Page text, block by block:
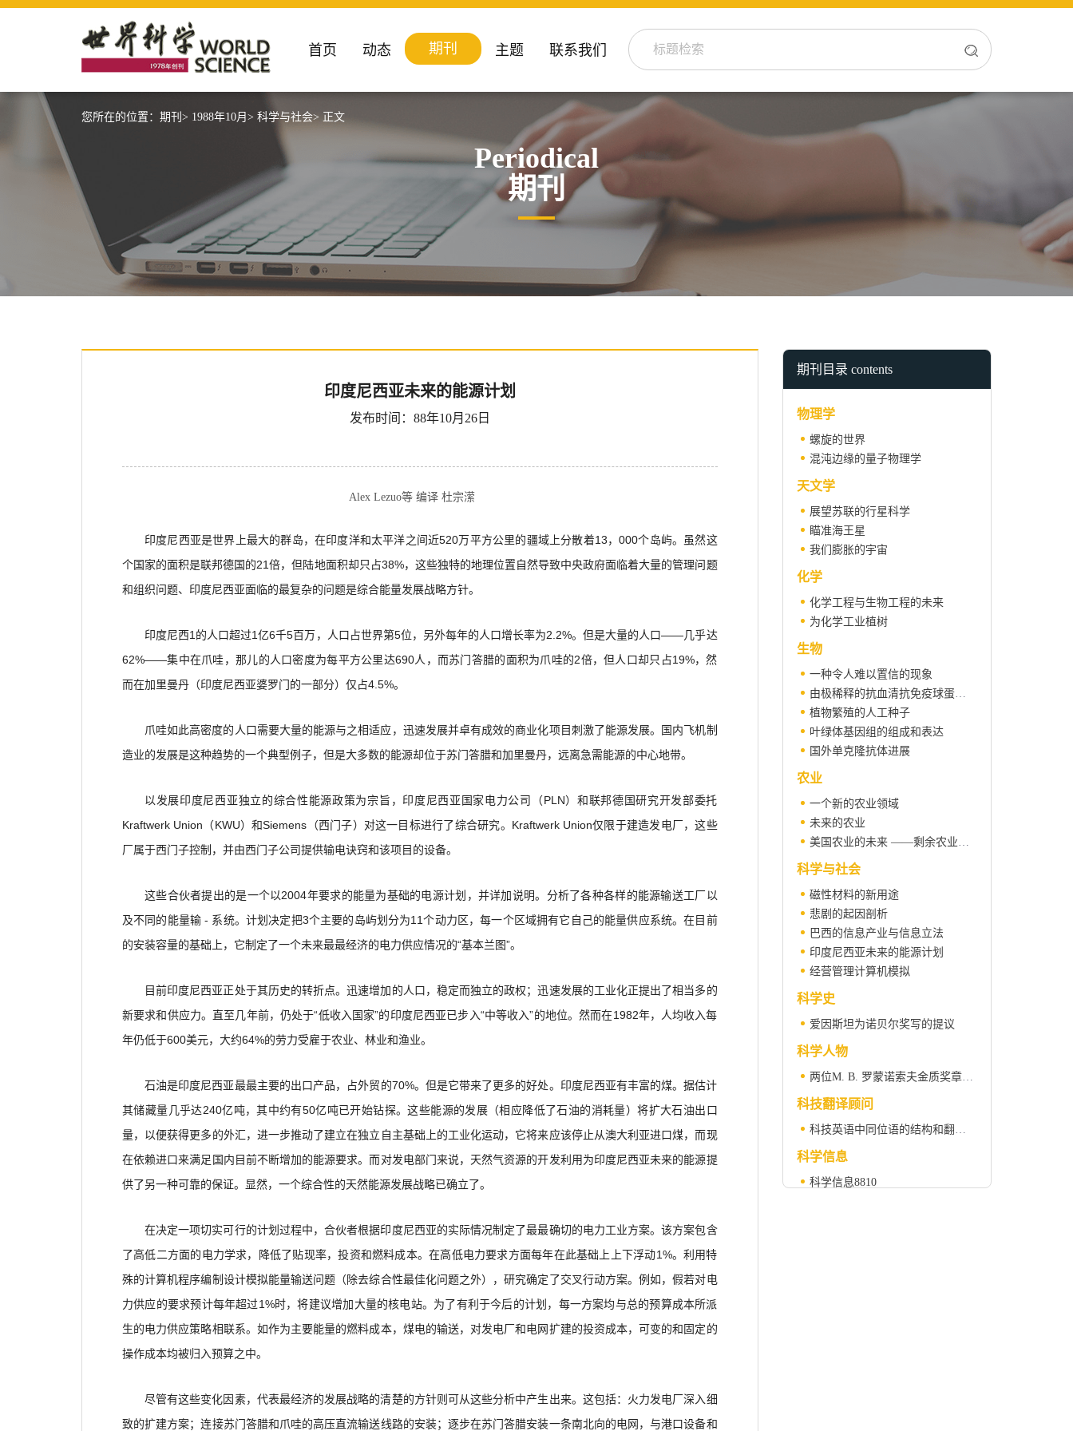
首页 动态 期刊 主题 联系我们
您所在的位置： 期刊> 1988年10月> 科学与社会> 正文
Periodical
期刊
印度尼西亚未来的能源计划
发布时间：88年10月26日
Alex Lezuo等 编译 杜宗潆
印度尼西亚是世界上最大的群岛，在印度洋和太平洋之间近520万平方公里的疆域上分散着13，000个岛屿。虽然这
个国家的面积是联邦德国的21倍，但陆地面积却只占38%，这些独特的地理位置自然导致中央政府面临着大量的管理问题
和组织问题、印度尼西亚面临的最复杂的问题是综合能量发展战略方针。
印度尼西1的人口超过1亿6千5百万，人口占世界第5位，另外每年的人口增长率为2.2%。但是大量的人口——几乎达
62%——集中在爪哇，那儿的人口密度为每平方公里达690人，而苏门答腊的面积为爪哇的2倍，但人口却只占19%，然
而在加里曼丹（印度尼西亚婆罗门的一部分）仅占4.5%。
爪哇如此高密度的人口需要大量的能源与之相适应，迅速发展并卓有成效的商业化项目刺激了能源发展。国内飞机制
造业的发展是这种趋势的一个典型例子，但是大多数的能源却位于苏门答腊和加里曼丹，远离急需能源的中心地带。
以发展印度尼西亚独立的综合性能源政策为宗旨，印度尼西亚国家电力公司（PLN）和联邦德国研究开发部委托
Kraftwerk Union（KWU）和Siemens（西门子）对这一目标进行了综合研究。Kraftwerk Union仅限于建造发电厂，这些
厂属于西门子控制，并由西门子公司提供输电诀窍和该项目的设备。
这些合伙者提出的是一个以2004年要求的能量为基础的电源计划，并详加说明。分析了各种各样的能源输送工厂以
及不同的能量输 - 系统。计划决定把3个主要的岛屿划分为11个动力区，每一个区域拥有它自己的能量供应系统。在目前
的安装容量的基础上，它制定了一个未来最最经济的电力供应情况的“基本兰图”。
目前印度尼西亚正处于其历史的转折点。迅速增加的人口，稳定而独立的政权；迅速发展的工业化正提出了相当多的
新要求和供应力。直至几年前，仍处于“低收入国家”的印度尼西亚已步入“中等收入”的地位。然而在1982年，人均收入每
年仍低于600美元，大约64%的劳力受雇于农业、林业和渔业。
石油是印度尼西亚最最主要的出口产品，占外贸的70%。但是它带来了更多的好处。印度尼西亚有丰富的煤。据估计
其储藏量几乎达240亿吨，其中约有50亿吨已开始钻探。这些能源的发展（相应降低了石油的消耗量）将扩大石油出口
量，以便获得更多的外汇，进一步推动了建立在独立自主基础上的工业化运动，它将来应该停止从澳大利亚进口煤，而现
在依赖进口来满足国内目前不断增加的能源要求。而对发电部门来说，天然气资源的开发利用为印度尼西亚未来的能源提
供了另一种可靠的保证。显然，一个综合性的天然能源发展战略已确立了。
在决定一项切实可行的计划过程中，合伙者根据印度尼西亚的实际情况制定了最最确切的电力工业方案。该方案包含
了高低二方面的电力学求，降低了贴现率，投资和燃料成本。在高低电力要求方面每年在此基础上上下浮动1%。利用特
殊的计算机程序编制设计模拟能量输送问题（除去综合性最佳化问题之外），研究确定了交叉行动方案。例如，假若对电
力供应的要求预计每年超过1%时，将建议增加大量的核电站。为了有利于今后的计划，每一方案均与总的预算成本所派
生的电力供应策略相联系。如作为主要能量的燃料成本，煤电的输送，对发电厂和电网扩建的投资成本，可变的和固定的
操作成本均被归入预算之中。
尽管有这些变化因素，代表最经济的发展战略的清楚的方针则可从这些分析中产生出来。这包括：火力发电厂深入细
致的扩建方案；连接苏门答腊和爪哇的高压直流输送线路的安装；逐步在苏门答腊安装一条南北向的电网，与港口设备和
期刊目录 contents
物理学
螺旋的世界
混沌边缘的量子物理学
天文学
展望苏联的行星科学
瞄准海王星
我们膨胀的宇宙
化学
化学工程与生物工程的未来
为化学工业植树
生物
一种令人难以置信的现象
由极稀释的抗血清抗免疫球蛋白E触发的人嗜碱细胞脱粒
植物繁殖的人工种子
叶绿体基因组的组成和表达
国外单克隆抗体进展
农业
一个新的农业领域
未来的农业
美国农业的未来 ——剩余农业生产力的出路
科学与社会
磁性材料的新用途
悲剧的起因剖析
巴西的信息产业与信息立法
印度尼西亚未来的能源计划
经营管理计算机模拟
科学史
爱因斯坦为诺贝尔奖写的提议
科学人物
两位M. B. 罗蒙诺索夫金质奖章获得者
科技翻译顾问
科技英语中同位语的结构和翻译（下）
科学信息
科学信息8810